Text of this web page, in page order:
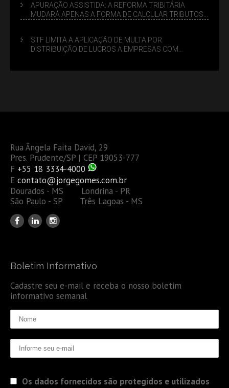
APURAÇÃO ASSISTIDA: A REFORMA TRIBITÁRIA
MUDARÁ APENAS A FORMA DE CALCULAR TRIBUTOS
STF LIMITA A APLICAÇÃO DE MULTA POR
DISTRIBUIÇÃO DE LUCROS A EMPRESAS COM
Rua Ângela Faita David, 29
Pres. Prudente/SP | CEP 19053-777
F +55 18 3334-4000
E contato@jorgegomes.com.br
Dourados - MS Londrina - PR
São Paulo - SP Três Lagoas - MS
Boletim Informativo
Cadastre seu e-mail e receba o nosso boletim
informativo semanal
Os dados fornecidos são protegidos e utilizados